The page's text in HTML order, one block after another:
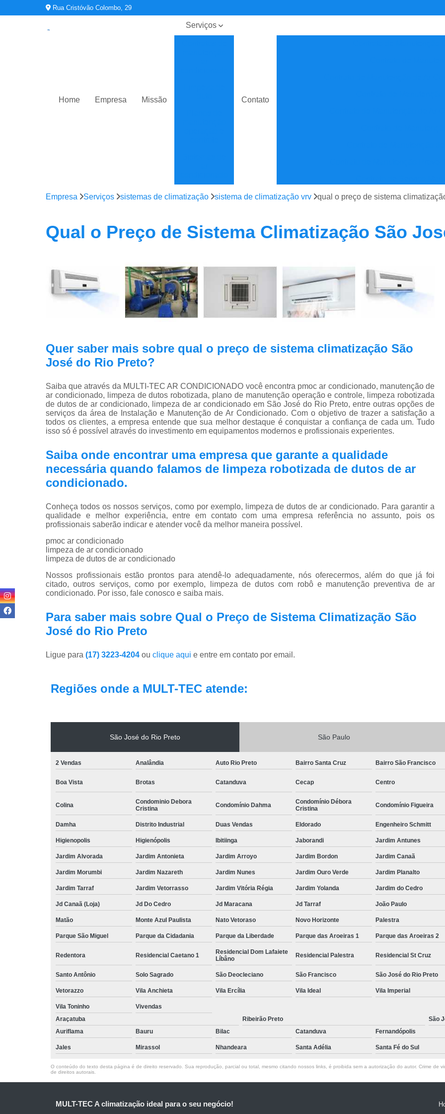
Rua Cristóvão Colombo, 29
Home Empresa Missão
Serviços
Sistemas de
climatização
Contato
Contrato Manutenção
Contrato Prestação de Serviços
Limpeza de
Limpeza de Dutos de Ar
Limpeza de Dutos de Ar Condicionado
Limpeza de Dutos e Coifas
Plano de Manutenção de Ar Condicionado
Plano de Manutenção
Plano Manutenção Ar
Pmoc Ar Condicionado Central
Pmoc Ar Condicionado Vila
Pmoc para Ar Condicionado
Pmoc
Pmoc Plano de Manutenção
Retrofit de Sistema de Ar
Sistema de Ar Condicionado
Sistema de Climatização Automatizado
Sistema de Climatização Hospitalar
Empresa Serviços sistemas de climatização sistema de climatização vrv qual o preço de sistema
Qual o Preço de Sistema Climatização São
Quer saber mais sobre qual o preço de sistema climatização São
José do Rio Preto?
Saiba que através da MULTI-TEC AR CONDICIONADO você encontra pmoc ar condicionado, manutenção de
ar condicionado, limpeza de dutos robotizada, plano de manutenção operação e controle, limpeza robotizada
de dutos de ar condicionado, limpeza de ar condicionado em São José do Rio Preto, entre outras opções de
serviços da área de Instalação e Manutenção de Ar Condicionado. Com o objetivo de trazer a satisfação a
todos os clientes, a empresa entende que sua melhor destaque é conquistar a confiança de cada um. Tudo
isso só é possível através do investimento em equipamentos modernos e profissionais experientes.
Saiba onde encontrar uma empresa que garante a qualidade
necessária quando falamos de limpeza robotizada de dutos de ar
condicionado.
Conheça todos os nossos serviços, como por exemplo, limpeza de dutos de ar condicionado. Para garantir a
qualidade e melhor experiência, entre em contato com uma empresa referência no assunto, pois os
profissionais saberão indicar e atender você da melhor maneira possível.
pmoc ar condicionado
limpeza de ar condicionado
limpeza de dutos de ar condicionado
Nossos profissionais estão prontos para atendê-lo adequadamente, nós oferecermos, além do que já foi
citado, outros serviços, como por exemplo, limpeza de dutos com robô e manutenção preventiva de ar
condicionado. Por isso, fale conosco e saiba mais.
Para saber mais sobre Qual o Preço de Sistema Climatização São
José do Rio Preto
Ligue para (17) 3223-4204 ou clique aqui e entre em contato por email.
Regiões onde a MULT-TEC atende:
São José do Rio Preto São Paulo
2 Vendas Analândia Auto Rio Preto Bairro Santa Cruz Bairro São Francisco
Boa Vista Brotas Catanduva Cecap Centro
Colina
Condominio Debora
Cristina
Condomínio Dahma
Condomínio Débora
Cristina
Condomínio Figueira
Damha Distrito Industrial Duas Vendas Eldorado Engenheiro Schmitt
Higienopolis Higienópolis Ibitiinga Jaborandi Jardim Antunes
Jardim Alvorada Jardim Antonieta Jardim Arroyo Jardim Bordon Jardim Canaã
Jardim Morumbi Jardim Nazareth Jardim Nunes Jardim Ouro Verde Jardim Planalto
Jardim Tarraf Jardim Vetorrasso Jardim Vitória Régia Jardim Yolanda Jardim do Cedro
Jd Canaã (Loja) Jd Do Cedro Jd Maracana Jd Tarraf João Paulo
Matão Monte Azul Paulista Nato Vetoraso Novo Horizonte Palestra
Parque São Miguel Parque da Cidadania Parque da Liberdade Parque das Aroeiras 1 Parque das Aroeiras 2
Redentora Residencial Caetano 1
Residencial Dom Lafaiete
Líbâno
Residencial Palestra Residencial St Cruz
Santo Antônio Solo Sagrado São Deocleciano São Francisco São José do Rio Preto
Vetorazzo Vila Anchieta Vila Ercília Vila Ideal Vila Imperial
Vila Toninho
Vivendas
Araçatuba
Ribeirão Preto
São
Auriflama
Bauru Bilac Catanduva Fernandópolis
Jales Mirassol Nhandeara Santa Adélia Santa Fé do Sul
O conteúdo do texto desta página é de direito reservado. Sua reprodução, parcial ou total, mesmo citando nossos links, é proibida sem a autorização do autor. Crime de
de direitos autorais
MULT-TEC A climatização ideal para o seu negócio!